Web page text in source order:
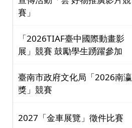
賽」
「2026TIAF臺中國際動畫影
展」競賽 鼓勵學生踴躍參加
臺南市政府文化局「2026南瀛
獎」競賽
2027「金車展覽」徵件比賽